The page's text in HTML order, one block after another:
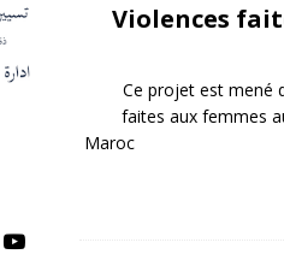
Violences
Ce projet est mené
faites aux femmes
Maroc sous